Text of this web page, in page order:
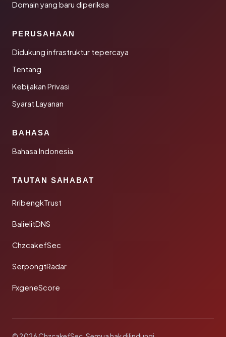
Domain yang baru diperiksa
PERUSAHAAN
Didukung infrastruktur tepercaya
Tentang
Kebijakan Privasi
Syarat Layanan
BAHASA
Bahasa Indonesia
TAUTAN SAHABAT
RribengkTrust
BalielitDNS
ChzcakefSec
SerpongtRadar
FxgeneScore